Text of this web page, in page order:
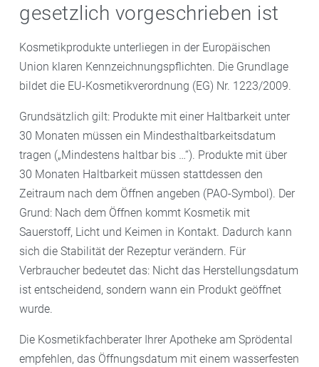
gesetzlich vorgeschrieben ist
Kosmetikprodukte unterliegen in der Europäischen
Union klaren Kennzeichnungspflichten. Die Grundlage
bildet die EU-Kosmetikverordnung (EG) Nr. 1223/2009.
Grundsätzlich gilt: Produkte mit einer Haltbarkeit unter
30 Monaten müssen ein Mindesthaltbarkeitsdatum
tragen („Mindestens haltbar bis …“). Produkte mit über
30 Monaten Haltbarkeit müssen stattdessen den
Zeitraum nach dem Öffnen angeben (PAO-Symbol). Der
Grund: Nach dem Öffnen kommt Kosmetik mit
Sauerstoff, Licht und Keimen in Kontakt. Dadurch kann
sich die Stabilität der Rezeptur verändern. Für
Verbraucher bedeutet das: Nicht das Herstellungsdatum
ist entscheidend, sondern wann ein Produkt geöffnet
wurde.
Die Kosmetikfachberater Ihrer Apotheke am Sprödental
empfehlen, das Öffnungsdatum mit einem wasserfesten